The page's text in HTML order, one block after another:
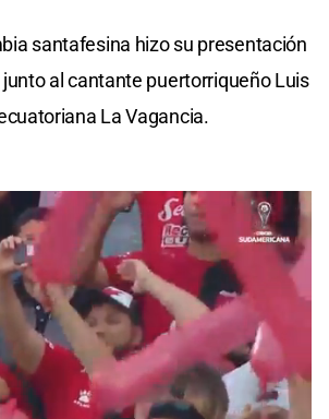
santafesina hizo su presentación
junto al cantante puertorriqueño Luis
La Vagancia.